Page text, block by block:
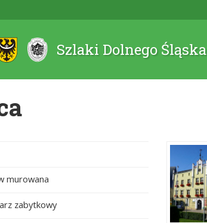
Szlaki Dolnego Śląska
murowana
zabytkowy